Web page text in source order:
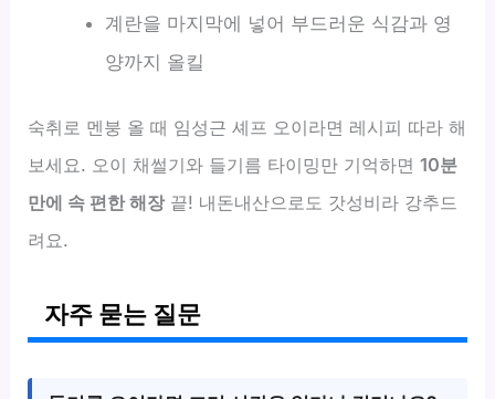
계란을 마지막에 넣어 부드러운 식감과 영
양까지 올킬
숙취로 멘붕 올 때 임성근 셰프 오이라면 레시피 따라 해
보세요. 오이 채썰기와 들기름 타이밍만 기억하면10분
만에 속 편한 해장끝! 내돈내산으로도 갓성비라 강추드
려요.
자주 묻는 질문